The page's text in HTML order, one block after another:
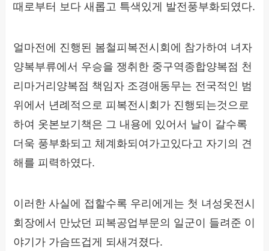
때로부터 보다 새롭고 특색있게 발전풍부화되였다.
얼마전에 진행된 봄철피복전시회에 참가하여 녀자
양복부류에서 우승을 쟁취한 중구역종합양복점 천
리마거리양복점 책임자 조경애동무는 전국적인 범
위에서 년례적으로 피복전시회가 진행되는것으로
하여 옷본보기책은 그 내용에 있어서 날이 갈수록
더욱 풍부화되고 체계화되여가고있다고 자기의 견
해를 피력하였다.
이러한 사실에 접할수록 우리에게는 첫 녀성옷전시
회장에서 만났던 피복공업부문의 일군이 들려준 이
야기가 가슴뜨겁게 되새겨졌다.